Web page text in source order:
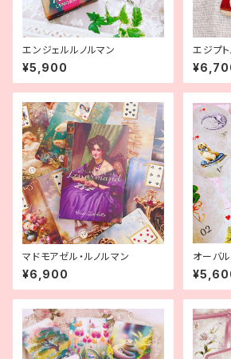
エンジェルルノルマン
¥5,900
エジプ
マドモアゼル・ルノルマン
¥6,900
オーバ